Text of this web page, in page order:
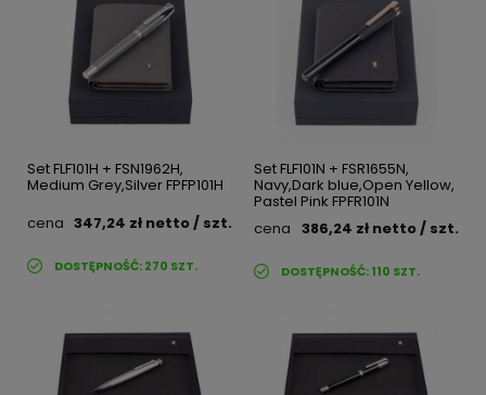
Set FLF101H + FSN1962H,
Medium Grey,Silver FPFP101H
cena 347,24 zł netto/ szt.
DOSTĘPNOŚĆ:270 SZT.
Set FLF101N + FSR1655N,
Navy,Dark blue,Open Yellow,
Pastel Pink FPFR101N
cena 386,24 zł netto/ szt.
DOSTĘPNOŚĆ:110 SZT.